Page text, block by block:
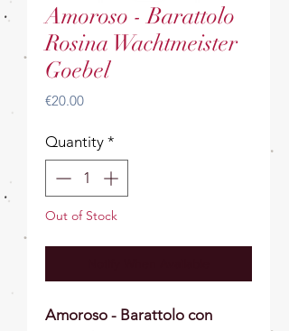
Amoroso - Barattolo
Rosina Wachtmeister
Goebel
€20.00Price
Quantity *
Out of Stock
Amoroso - Barattolo con